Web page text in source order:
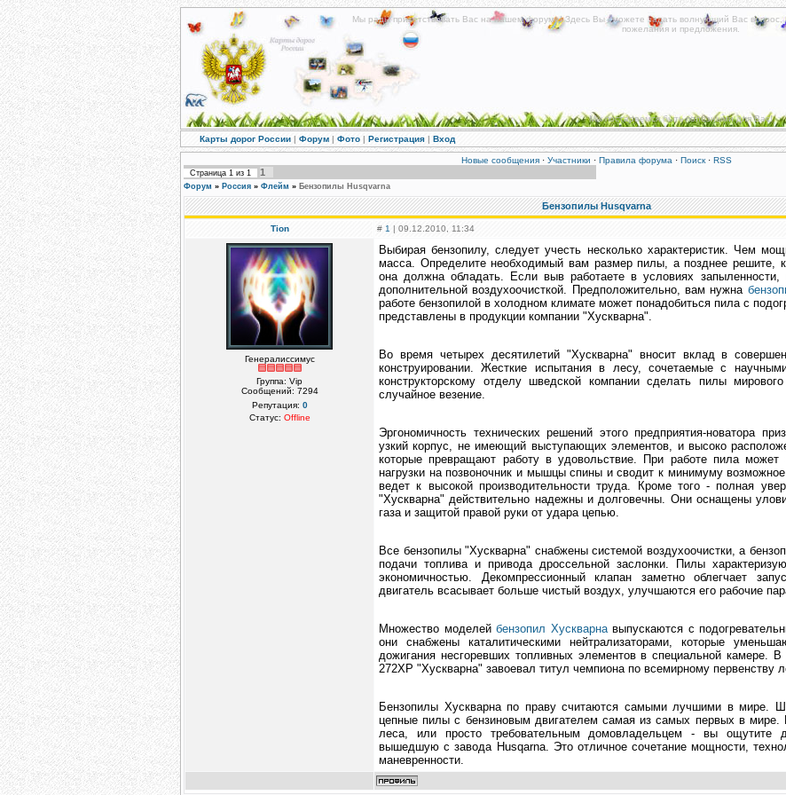
Мы рады приветствовать Вас на нашем форуме! Здесь Вы сможете задать волнующий Вас вопрос,
пожелания и предложения.
Мы постараемся быть полезными для Вас!
Карты дорог России | Форум | Фото | Регистрация | Вход
Новые сообщения· Участники · Правила форума · Поиск· RSS
Страница 1 из 1 1
Форум » Россия » Флейм » Бензопилы Husqvarna
Бензопилы Husqvarna
Tion # 1 | 09.12.2010, 11:34
Генералиссимус
Группа: Vip
Сообщений: 7294
Репутация: 0
Статус: Offline
Выбирая бензопилу, следует учесть несколько характеристик. Чем
масса. Определите необходимый вам размер пилы, а позднее решите,
она должна обладать. Если выв работаете в условиях
дополнительной воздухоочисткой. Предположительно, вам нужна
работе бензопилой в холодном климате может понадобиться пила с
представлены в продукции компании "Хускварна".
Во время четырех десятилетий "Хускварна" вносит вклад в
конструировании. Жесткие испытания в лесу, сочетаемые с
конструкторскому отделу шведской компании сделать пилы
случайное везение.
Эргономичность технических решений этого предприятия-новатора
узкий корпус, не имеющий выступающих элементов, и высоко
которые превращают работу в удовольствие. При работе пила
нагрузки на позвоночник и мышцы спины и сводит к минимуму
ведет к высокой производительности труда. Кроме того - полная
"Хускварна" действительно надежны и долговечны. Они оснащены
газа и защитой правой руки от удара цепью.
Все бензопилы "Хускварна" снабжены системой воздухоочистки, а
подачи топлива и привода дроссельной заслонки. Пилы
экономичностью. Декомпрессионный клапан заметно облегчает
двигатель всасывает больше чистый воздух, улучшаются его рабочие
Множество моделейбензопил Хускварнавыпускаются с
они снабжены каталитическими нейтрализаторами, которые
дожигания несгоревших топливных элементов в специальной камере.
272ХР "Хускварна" завоевал титул чемпиона по всемирному первенству
Бензопилы Хускварна по праву считаются самыми лучшими в мире.
цепные пилы с бензиновым двигателем самая из самых первых в
леса, или просто требовательным домовладельцем - вы ощутите
вышедшую с завода Husqarna. Это отличное сочетание мощности,
маневренности.